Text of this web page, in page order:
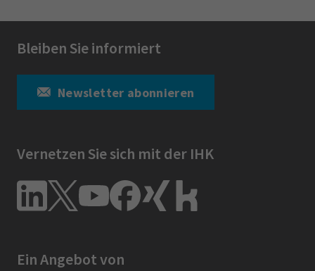
Bleiben Sie informiert
Newsletter abonnieren
Vernetzen Sie sich mit der IHK
Ein Angebot von